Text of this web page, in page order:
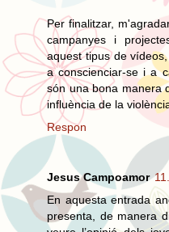
Per finalitzar,
campanyes i
aquest tipus de
a conscienciar-se i a
són una bona manera
influència de la
Respon
Jesus Campoamor
En aquesta entrada
presenta, de manera